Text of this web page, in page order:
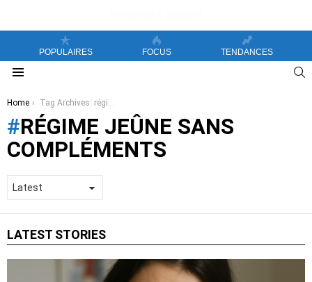
POPULAIRES FOCUS TENDANCES
You are here:
Home Tag Archives: régime jeûne sans compléments
RÉGIME JEÛNE SANS
COMPLÉMENTS
LATEST STORIES